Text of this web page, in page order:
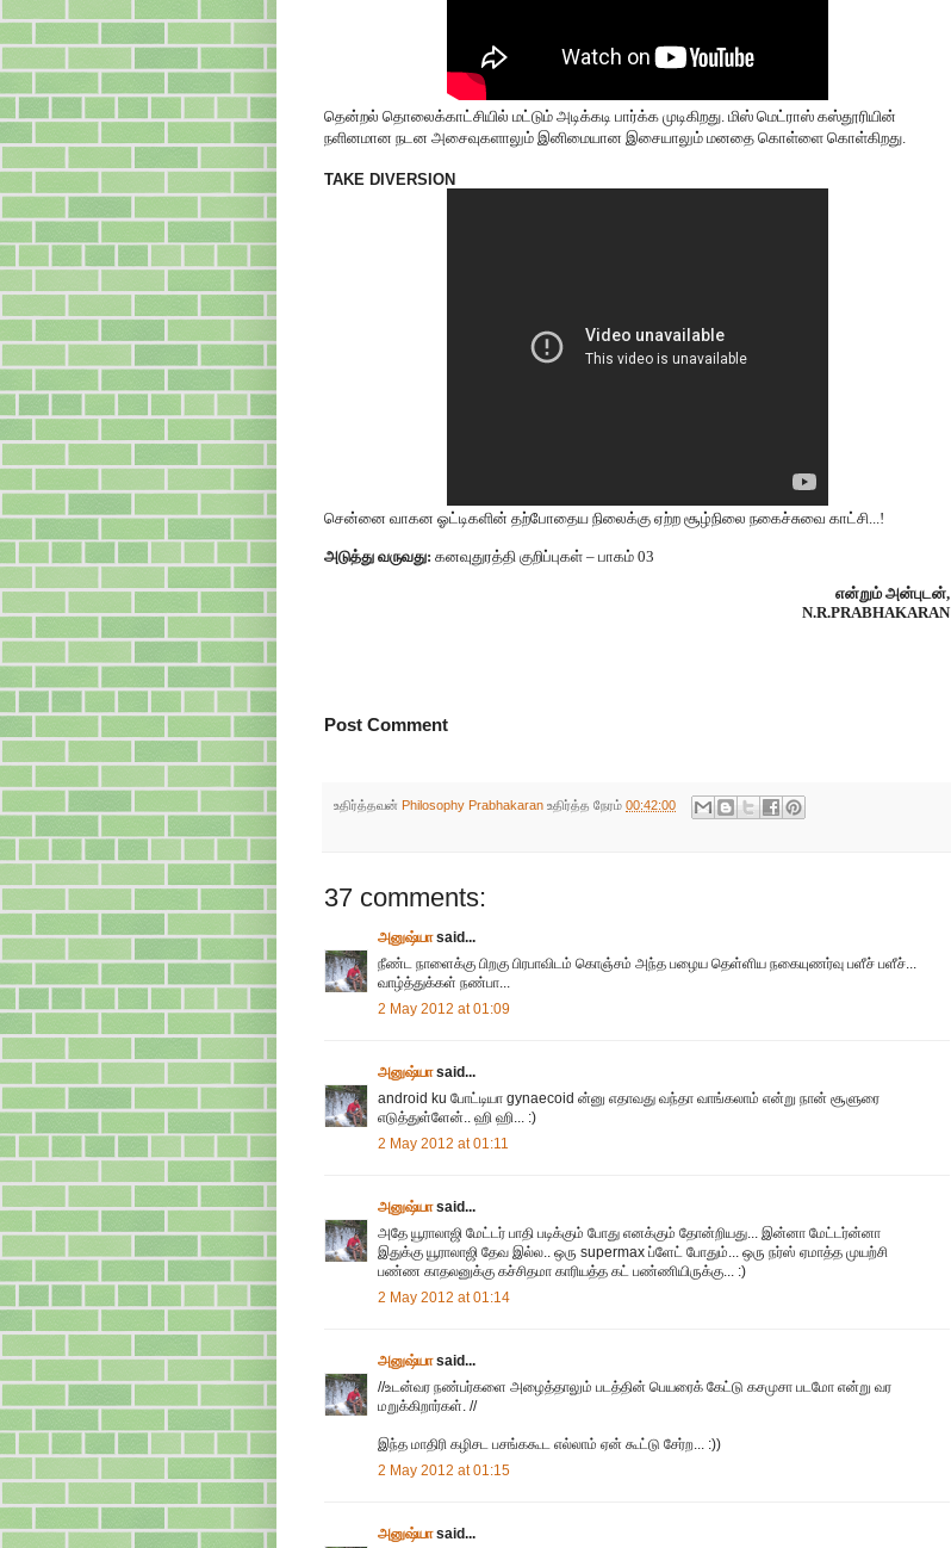
தென்றல் தொலைக்காட்சியில் மட்டும் அடிக்கடி பார்க்க முடிகிறது. மிஸ் மெட்ராஸ் கஸ்தூரியின்
நளினமான நடன அசைவுகளாலும் இனிமையான இசையாலும் மனதை கொள்ளை கொள்கிறது.
TAKE DIVERSION
சென்னை வாகன ஓட்டிகளின் தற்போதைய நிலைக்கு ஏற்ற சூழ்நிலை நகைச்சுவை காட்சி...!
அடுத்து வருவது: கனவுதுரத்தி குறிப்புகள் – பாகம் 03
என்றும் அன்புடன்,
N.R.PRABHAKARAN
Post Comment
உதிர்த்தவன் Philosophy Prabhakaran உதிர்த்த நேரம் 00:42:00
37 comments:
அனுஷ்யாsaid...
நீண்ட நாளைக்கு பிறகு பிரபாவிடம் கொஞ்சம் அந்த பழைய தெள்ளிய நகையுணர்வு பளீச் பளீச்...
வாழ்த்துக்கள் நண்பா...
2 May 2012 at 01:09
அனுஷ்யாsaid...
android ku போட்டியா gynaecoid ன்னு எதாவது வந்தா வாங்கலாம் என்று நான் சூளுரை
எடுத்துள்ளேன்.. ஹி ஹி... :)
2 May 2012 at 01:11
அனுஷ்யாsaid...
அதே யூராலாஜி மேட்டர் பாதி படிக்கும் போது எனக்கும் தோன்றியது... இன்னா மேட்டர்ன்னா
இதுக்கு யூராலாஜி தேவ இல்ல.. ஒரு supermax ப்ளேட் போதும்... ஒரு நர்ஸ் ஏமாத்த முயற்சி
பண்ண காதலனுக்கு கச்சிதமா காரியத்த கட் பண்ணியிருக்கு... :)
2 May 2012 at 01:14
அனுஷ்யாsaid...
//உடன்வர நண்பர்களை அழைத்தாலும் படத்தின் பெயரைக் கேட்டு கசமுசா படமோ என்று வர
மறுக்கிறார்கள். //
இந்த மாதிரி கழிசட பசங்ககூட எல்லாம் ஏன் கூட்டு சேர்ற... :))
2 May 2012 at 01:15
அனுஷ்யாsaid...